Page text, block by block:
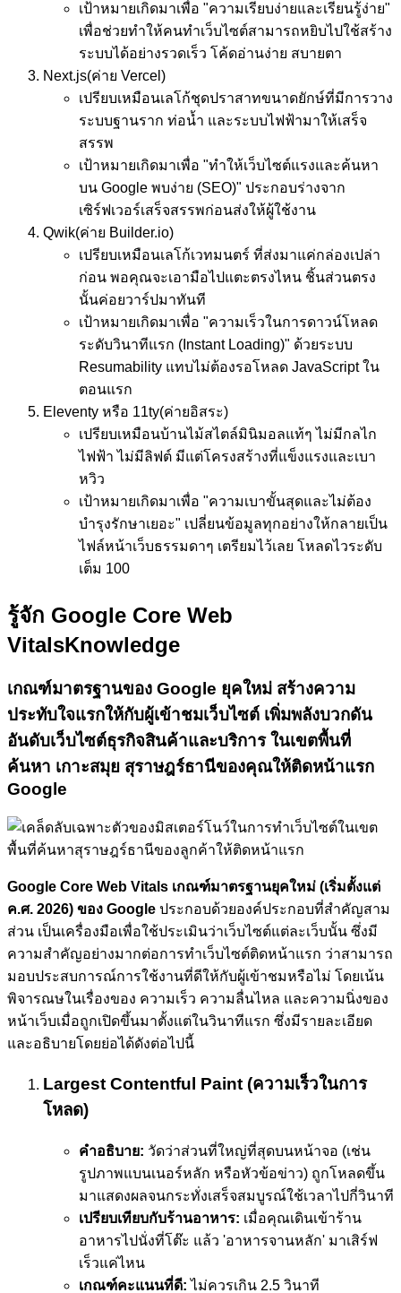
เป้าหมายเกิดมาเพื่อ "ความเรียบง่ายและเรียนรู้ง่าย"
เพื่อช่วยทำให้คนทำเว็บไซต์สามารถหยิบไปใช้สร้าง
ระบบได้อย่างรวดเร็ว โค้ดอ่านง่าย สบายตา
Next.js(ค่าย Vercel)
เปรียบเหมือนเลโก้ชุดปราสาทขนาดยักษ์ที่มีการวาง
ระบบฐานราก ท่อน้ำ และระบบไฟฟ้ามาให้เสร็จ
สรรพ
เป้าหมายเกิดมาเพื่อ "ทำให้เว็บไซต์แรงและค้นหา
บน Google พบง่าย (SEO)" ประกอบร่างจาก
เซิร์ฟเวอร์เสร็จสรรพก่อนส่งให้ผู้ใช้งาน
Qwik(ค่าย Builder.io)
เปรียบเหมือนเลโก้เวทมนตร์ ที่ส่งมาแค่กล่องเปล่า
ก่อน พอคุณจะเอามือไปแตะตรงไหน ชิ้นส่วนตรง
นั้นค่อยวาร์ปมาทันที
เป้าหมายเกิดมาเพื่อ "ความเร็วในการดาวน์โหลด
ระดับวินาทีแรก (Instant Loading)" ด้วยระบบ
Resumability แทบไม่ต้องรอโหลด JavaScript ใน
ตอนแรก
Eleventy หรือ 11ty(ค่ายอิสระ)
เปรียบเหมือนบ้านไม้สไตล์มินิมอลแท้ๆ ไม่มีกลไก
ไฟฟ้า ไม่มีลิฟต์ มีแต่โครงสร้างที่แข็งแรงและเบา
หวิว
เป้าหมายเกิดมาเพื่อ "ความเบาขั้นสุดและไม่ต้อง
บำรุงรักษาเยอะ" เปลี่ยนข้อมูลทุกอย่างให้กลายเป็น
ไฟล์หน้าเว็บธรรมดาๆ เตรียมไว้เลย โหลดไวระดับ
เต็ม 100
รู้จัก Google Core Web
VitalsKnowledge
เกณฑ์มาตรฐานของ Google ยุคใหม่ สร้างความ
ประทับใจแรกให้กับผู้เข้าชมเว็บไซต์ เพิ่มพลังบวกดัน
อันดับเว็บไซต์ธุรกิจสินค้าและบริการ ในเขตพื้นที่
ค้นหา เกาะสมุย สุราษฎร์ธานีของคุณให้ติดหน้าแรก
Google
Google Core Web Vitals เกณฑ์มาตรฐานยุคใหม่ (เริ่มตั้งแต่
ค.ศ. 2026) ของ Google ประกอบด้วยองค์ประกอบที่สำคัญสาม
ส่วน เป็นเครื่องมือเพื่อใช้ประเมินว่าเว็บไซต์แต่ละเว็บนั้น ซึ่งมี
ความสำคัญอย่างมากต่อการทำเว็บไซต์ติดหน้าแรก ว่าสามารถ
มอบประสบการณ์การใช้งานที่ดีให้กับผู้เข้าชมหรือไม่ โดยเน้น
พิจารณษในเรื่องของ ความเร็ว ความลื่นไหล และความนิ่งของ
หน้าเว็บเมื่อถูกเปิดขึ้นมาตั้งแต่ในวินาทีแรก ซึ่งมีรายละเอียด
และอธิบายโดยย่อได้ดังต่อไปนี้
Largest Contentful Paint (ความเร็วในการ
โหลด)
คำอธิบาย: วัดว่าส่วนที่ใหญ่ที่สุดบนหน้าจอ (เช่น
รูปภาพแบนเนอร์หลัก หรือหัวข้อข่าว) ถูกโหลดขึ้น
มาแสดงผลจนกระทั่งเสร็จสมบูรณ์ใช้เวลาไปกี่วินาที
เปรียบเทียบกับร้านอาหาร: เมื่อคุณเดินเข้าร้าน
อาหารไปนั่งที่โต๊ะ แล้ว 'อาหารจานหลัก' มาเสิร์ฟ
เร็วแค่ไหน
เกณฑ์คะแนนที่ดี: ไม่ควรเกิน 2.5 วินาที